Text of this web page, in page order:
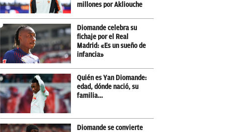
millones por Akliouche
Diomande celebra su
fichaje por el Real
Madrid: «Es un sueño de
infancia»
Quién es Yan Diomande:
edad, dónde nació, su
familia…
Diomande se convierte